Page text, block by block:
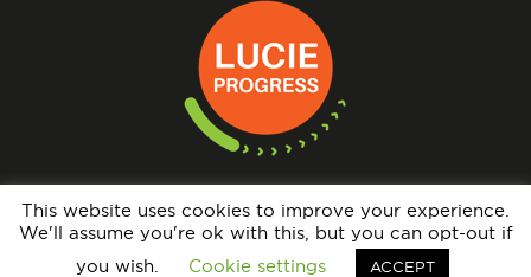
N° IMMATRICULATION OPÉRATEUR DE VOYAGES : IM069140005 - GARANTIE
FINANCIÈRE : APST - BRCP : HISCOX EUROPE UNDERWRITING LIMITED
This website uses cookies to improve your experience.
We'll assume you're ok with this, but you can opt-out if
you wish.
Cookie settings ACCEPT